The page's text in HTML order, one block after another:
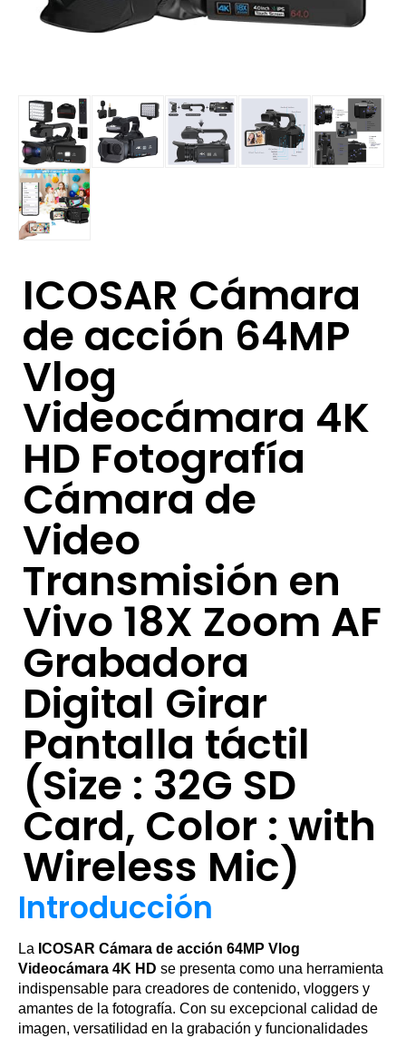
ICOSAR Cámara
de acción 64MP
Vlog
Videocámara 4K
HD Fotografía
Cámara de
Video
Transmisión en
Vivo 18X Zoom AF
Grabadora
Digital Girar
Pantalla táctil
(Size : 32G SD
Card, Color : with
Wireless Mic)
Introducción
La ICOSAR Cámara de acción 64MP Vlog
Videocámara 4K HD se presenta como una herramienta
indispensable para creadores de contenido, vloggers y
amantes de la fotografía. Con su excepcional calidad de
imagen, versatilidad en la grabación y funcionalidades